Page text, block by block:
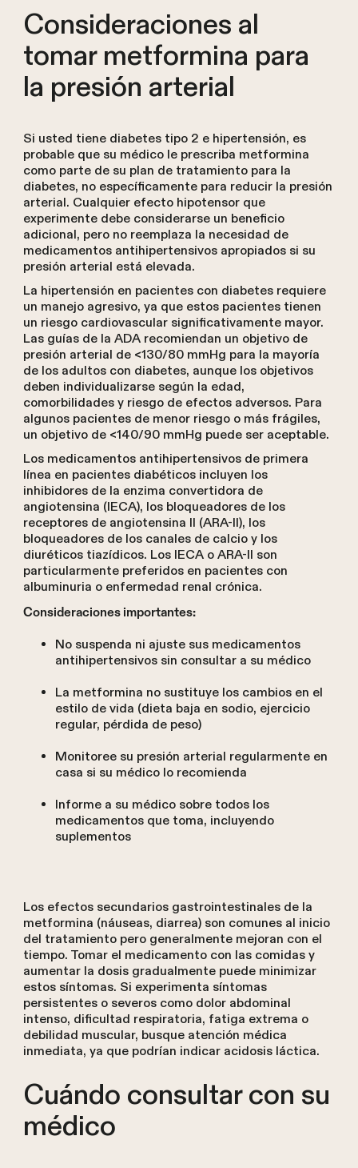
Consideraciones al
tomar metformina para
la presión arterial
Si usted tiene diabetes tipo 2 e hipertensión, es
probable que su médico le prescriba metformina
como parte de su plan de tratamiento para la
diabetes, no específicamente para reducir la presión
arterial. Cualquier efecto hipotensor que
experimente debe considerarse un beneficio
adicional, pero no reemplaza la necesidad de
medicamentos antihipertensivos apropiados si su
presión arterial está elevada.
La hipertensión en pacientes con diabetes requiere
un manejo agresivo, ya que estos pacientes tienen
un riesgo cardiovascular significativamente mayor.
Las guías de la ADA recomiendan un objetivo de
presión arterial de <130/80 mmHg para la mayoría
de los adultos con diabetes, aunque los objetivos
deben individualizarse según la edad,
comorbilidades y riesgo de efectos adversos. Para
algunos pacientes de menor riesgo o más frágiles,
un objetivo de <140/90 mmHg puede ser aceptable.
Los medicamentos antihipertensivos de primera
línea en pacientes diabéticos incluyen los
inhibidores de la enzima convertidora de
angiotensina (IECA), los bloqueadores de los
receptores de angiotensina II (ARA-II), los
bloqueadores de los canales de calcio y los
diuréticos tiazídicos. Los IECA o ARA-II son
particularmente preferidos en pacientes con
albuminuria o enfermedad renal crónica.
Consideraciones importantes:
No suspenda ni ajuste sus medicamentos
antihipertensivos sin consultar a su médico
La metformina no sustituye los cambios en el
estilo de vida (dieta baja en sodio, ejercicio
regular, pérdida de peso)
Monitoree su presión arterial regularmente en
casa si su médico lo recomienda
Informe a su médico sobre todos los
medicamentos que toma, incluyendo
suplementos
Los efectos secundarios gastrointestinales de la
metformina (náuseas, diarrea) son comunes al inicio
del tratamiento pero generalmente mejoran con el
tiempo. Tomar el medicamento con las comidas y
aumentar la dosis gradualmente puede minimizar
estos síntomas. Si experimenta síntomas
persistentes o severos como dolor abdominal
intenso, dificultad respiratoria, fatiga extrema o
debilidad muscular, busque atención médica
inmediata, ya que podrían indicar acidosis láctica.
Cuándo consultar con su
médico